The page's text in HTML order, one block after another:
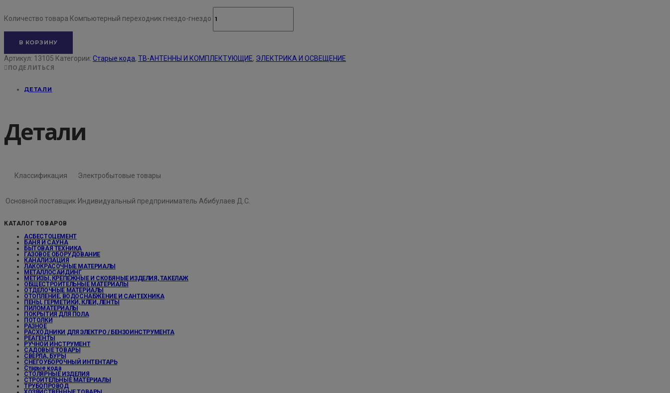
Количество товара Компьютерный переходник гнездо-гнездо
В КОРЗИНУ
Артикул: 13105 Категории: Старые кода, ТВ-АНТЕННЫ И КОМПЛЕКТУЮЩИЕ, ЭЛЕКТРИКА И ОСВЕЩЕНИЕ
ПОДЕЛИТЬСЯ
ДЕТАЛИ
Детали
Классификация Электробытовые товары
Основной поставщик Индивидуальный предприниматель Абибулаев Д.С.
КАТАЛОГ ТОВАРОВ
АСБЕСТОЦЕМЕНТ
БАНЯ И САУНА
БЫТОВАЯ ТЕХНИКА
ГАЗОВОЕ ОБОРУДОВАНИЕ
КАНАЛИЗАЦИЯ
ЛАКОКРАСОЧНЫЕ МАТЕРИАЛЫ
МЕТАЛЛОСАЙДИНГ
МЕТИЗЫ, КРЕПЕЖНЫЕ И СКОБЯНЫЕ ИЗДЕЛИЯ, ТАКЕЛАЖ
ОБЩЕСТРОИТЕЛЬНЫЕ МАТЕРИАЛЫ
ОТДЕЛОЧНЫЕ МАТЕРИАЛЫ
ОТОПЛЕНИЕ, ВОДОСНАБЖЕНИЕ И САНТЕХНИКА
ПЕНЫ, ГЕРМЕТИКИ, КЛЕИ, ЛЕНТЫ
ПИЛОМАТЕРИАЛЫ
ПОКРЫТИЯ ДЛЯ ПОЛА
ПОТОЛКИ
РАЗНОЕ
РАСХОДНИКИ ДЛЯ ЭЛЕКТРО / БЕНЗОИНСТРУМЕНТА
РЕАГЕНТЫ
РУЧНОЙ ИНСТРУМЕНТ
САДОВЫЕ ТОВАРЫ
СВЕРЛА, БУРЫ
СНЕГОУБОРОЧНЫЙ ИНТЕНТАРЬ
Старые кода
СТОЛЯРНЫЕ ИЗДЕЛИЯ
СТРОИТЕЛЬНЫЕ МАТЕРИАЛЫ
ТРУБОПРОВОД